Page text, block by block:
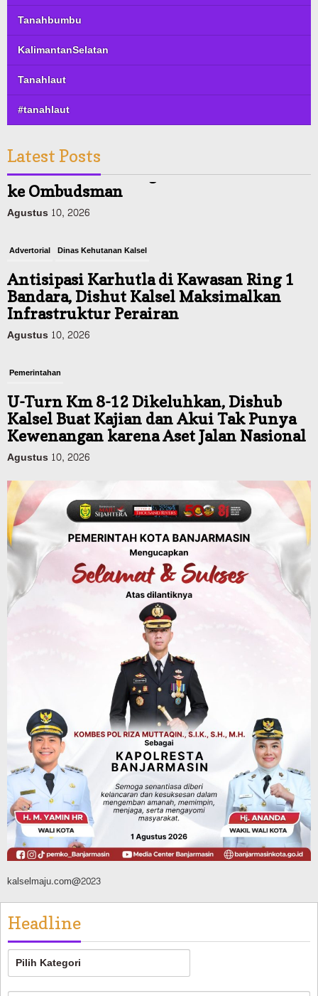
Tanahbumbu
KalimantanSelatan
Tanahlaut
#tanahlaut
Latest Posts
Bandara, Dishut Kalsel Maksimalkan
Agustus 10, 2026
Kalsel Buat Kajian dan Akui Tak Punya
Agustus 10, 2026
Pemerintahan
Melonjak Sejak Bulan Juli Tahun 2026
Agustus 10, 2026
Advertorial Dinas Kehutanan Kalsel
Siapsiaga Ancaman Karhutla di Tahura,
Sarana Pendukunga Pemadaman
Ditempatkan di Sejumlah Titik Rawan
Pemilihan Rektor ULM 2026 Disorot,
Mahasiswa Adu Dugaan Maladministrasi
ke Ombudsman
Agustus 10, 2026
kalselmaju.com@2023
Headline
Headline